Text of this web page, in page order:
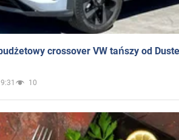
crossover VW tańszy od
10